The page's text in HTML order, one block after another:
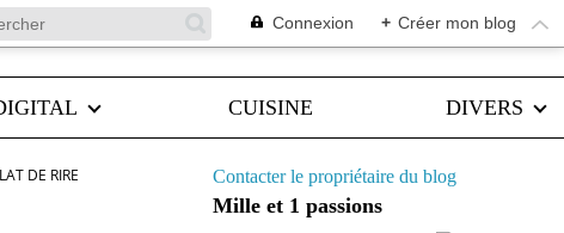
Connexion + Créer mon blog
CUISINE DIVERS
DE RIRE Contacter le propriétaire du blog
Mille et 1 passions